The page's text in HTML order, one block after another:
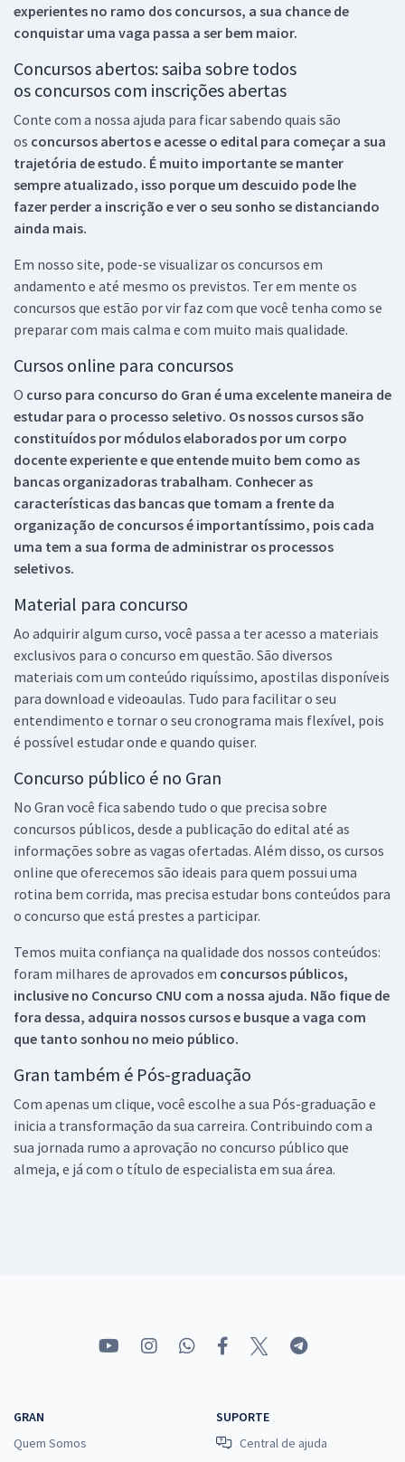
experientes no ramo dos concursos, a sua chance de
conquistar uma vaga passa a ser bem maior.
Concursos abertos: saiba sobre todos
os concursos com inscrições abertas
Conte com a nossa ajuda para ficar sabendo quais são
os concursos abertos e acesse o edital para começar a sua
trajetória de estudo. É muito importante se manter
sempre atualizado, isso porque um descuido pode lhe
fazer perder a inscrição e ver o seu sonho se distanciando
ainda mais.
Em nosso site, pode-se visualizar os concursos em
andamento e até mesmo os previstos. Ter em mente os
concursos que estão por vir faz com que você tenha como se
preparar com mais calma e com muito mais qualidade.
Cursos online para concursos
O curso para concurso do Gran é uma excelente maneira de
estudar para o processo seletivo. Os nossos cursos são
constituídos por módulos elaborados por um corpo
docente experiente e que entende muito bem como as
bancas organizadoras trabalham. Conhecer as
características das bancas que tomam a frente da
organização de concursos é importantíssimo, pois cada
uma tem a sua forma de administrar os processos
seletivos.
Material para concurso
Ao adquirir algum curso, você passa a ter acesso a materiais
exclusivos para o concurso em questão. São diversos
materiais com um conteúdo riquíssimo, apostilas disponíveis
para download e videoaulas. Tudo para facilitar o seu
entendimento e tornar o seu cronograma mais flexível, pois
é possível estudar onde e quando quiser.
Concurso público é no Gran
No Gran você fica sabendo tudo o que precisa sobre
concursos públicos, desde a publicação do edital até as
informações sobre as vagas ofertadas. Além disso, os cursos
online que oferecemos são ideais para quem possui uma
rotina bem corrida, mas precisa estudar bons conteúdos para
o concurso que está prestes a participar.
Temos muita confiança na qualidade dos nossos conteúdos:
foram milhares de aprovados em concursos públicos,
inclusive no Concurso CNU com a nossa ajuda. Não fique de
fora dessa, adquira nossos cursos e busque a vaga com
que tanto sonhou no meio público.
Gran também é Pós-graduação
Com apenas um clique, você escolhe a sua Pós-graduação e
inicia a transformação da sua carreira. Contribuindo com a
sua jornada rumo a aprovação no concurso público que
almeja, e já com o título de especialista em sua área.
GRAN
Quem Somos
SUPORTE
Central de ajuda